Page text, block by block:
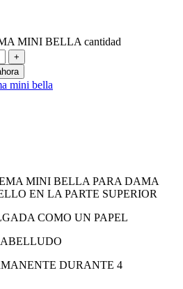
MINI BELLA cantidad
mini bella
MINI BELLA PARA DAMA
EN LA PARTE SUPERIOR
COMO UN PAPEL
DURANTE 4